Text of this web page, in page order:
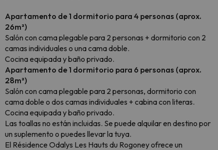
Apartamento de 1 dormitorio para 4 personas (aprox.
26m²)
Salón con cama plegable para 2 personas + dormitorio con 2
camas individuales o una cama doble.
Cocina equipada y baño privado.
Apartamento de 1 dormitorio para 6 personas (aprox.
28m²)
Salón con cama plegable para 2 personas, dormitorio con
cama doble o dos camas individuales + cabina con literas.
Cocina equipada y baño privado.
Las toallas no están incluidas. Se puede alquilar en destino por
un suplemento o puedes llevar la tuya.
El Résidence Odalys Les Hauts du Rogoney ofrece un